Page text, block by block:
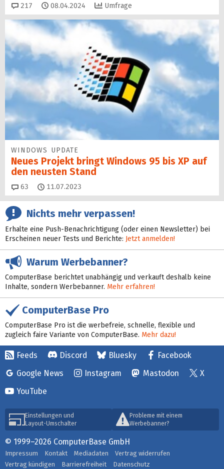
217 Kommentare
08.04.2024 Umfrage
WINDOWS UPDATE
Neues Projekt bringt Windows 95 bis XP auf
den neusten Stand
63 Kommentare
11.07.2023
Nichts mehr verpassen!
Erhalte eine Push-Benachrichtigung (oder einen Newsletter) bei
Erscheinen neuer Tests und Berichte: Jetzt anmelden!
Warum Werbebanner?
ComputerBase berichtet unabhängig und verkauft deshalb keine
Inhalte, sondern Werbebanner. Mehr erfahren!
ComputerBase Pro
ComputerBase Pro ist die werbefreie, schnelle, flexible und
zugleich faire Variante von ComputerBase. Mehr dazu!
Feeds Discord Bluesky
Facebook
Google News
Instagram Mastodon
X
YouTube
Einstellungen und
Layout-Umschalter
Probleme mit einem
Werbebanner?
© 1999–2026 ComputerBase GmbH
Impressum Kontakt Mediadaten
Vertrag widerrufen
Vertrag kündigen
Barrierefreiheit Datenschutz